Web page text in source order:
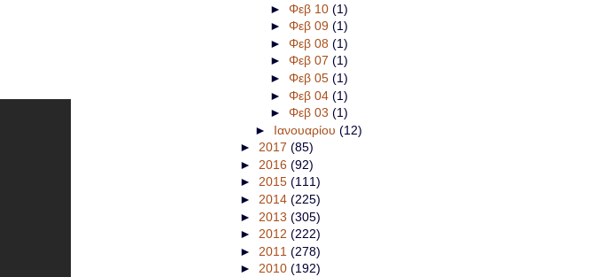
►Φεβ 10(1)
►Φεβ 09(1)
►Φεβ 08(1)
►Φεβ 07(1)
►Φεβ 05(1)
►Φεβ 04(1)
►Φεβ 03(1)
► Ιανουαρίου (12)
► 2017 (85)
► 2016 (92)
► 2015 (111)
► 2014 (225)
► 2013 (305)
► 2012 (222)
► 2011 (278)
► 2010 (192)